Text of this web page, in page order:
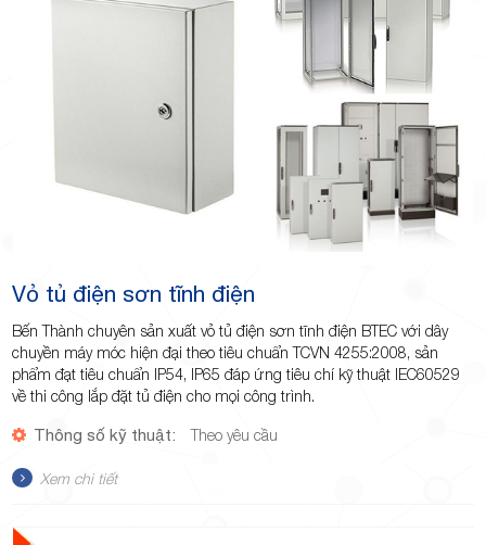
TP.Thủ
Đức,
TP.HCM
Vỏ tủ điện sơn tĩnh điện
Bến Thành chuyên sản xuất vỏ tủ điện sơn tĩnh điện BTEC với dây
chuyền máy móc hiện đại theo tiêu chuẩn TCVN 4255:2008, sản
phẩm đạt tiêu chuẩn IP54, IP65 đáp ứng tiêu chí kỹ thuật IEC60529
về thi công lắp đặt tủ điện cho mọi công trình.
Thông số kỹ thuật: Theo yêu cầu
Xem chi tiết